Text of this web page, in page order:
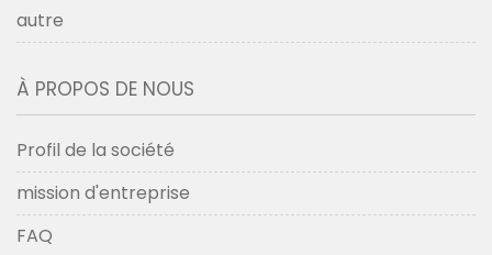
autre
À PROPOS DE NOUS
Profil de la société
mission d'entreprise
FAQ